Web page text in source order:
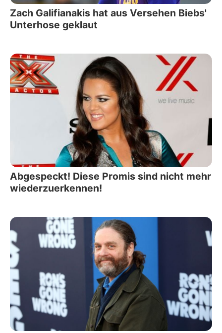
Zach Galifianakis hat aus Versehen Biebs'
Unterhose geklaut
Abgespeckt! Diese Promis sind nicht mehr
wiederzuerkennen!